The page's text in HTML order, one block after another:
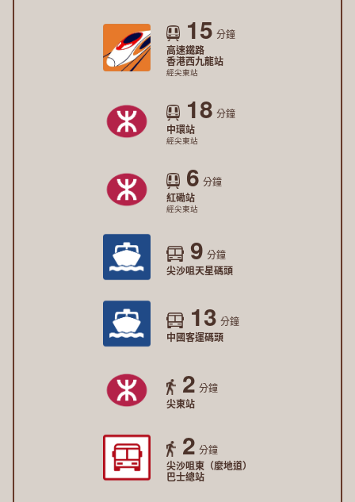
15 分鐘
高速鐵路
香港西九龍站
經尖東站
18 分鐘
中環站
經尖東站
6 分鐘
紅磡站
經尖東站
9 分鐘
尖沙咀天星碼頭
13 分鐘
中國客運碼頭
2 分鐘
尖東站
2 分鐘
尖沙咀東（麼地道）
巴士總站